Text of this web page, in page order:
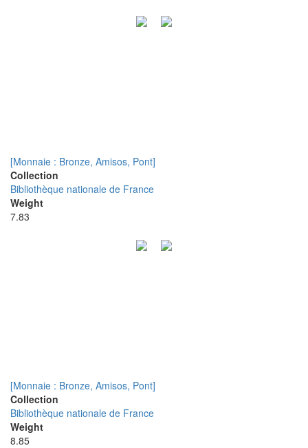
[Monnaie : Bronze, Amisos, Pont]
Collection
Bibliothèque nationale de France
Weight
7.83
[Monnaie : Bronze, Amisos, Pont]
Collection
Bibliothèque nationale de France
Weight
8.85